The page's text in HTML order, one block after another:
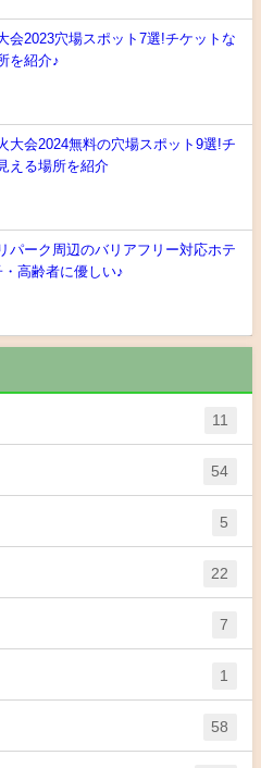
会2023穴場スポット7選!チケットな
を紹介♪
大会2024無料の穴場スポット9選!チ
える場所を紹介
パーク周辺のバリアフリー対応ホテ
・高齢者に優しい♪
11
54
5
22
7
1
58